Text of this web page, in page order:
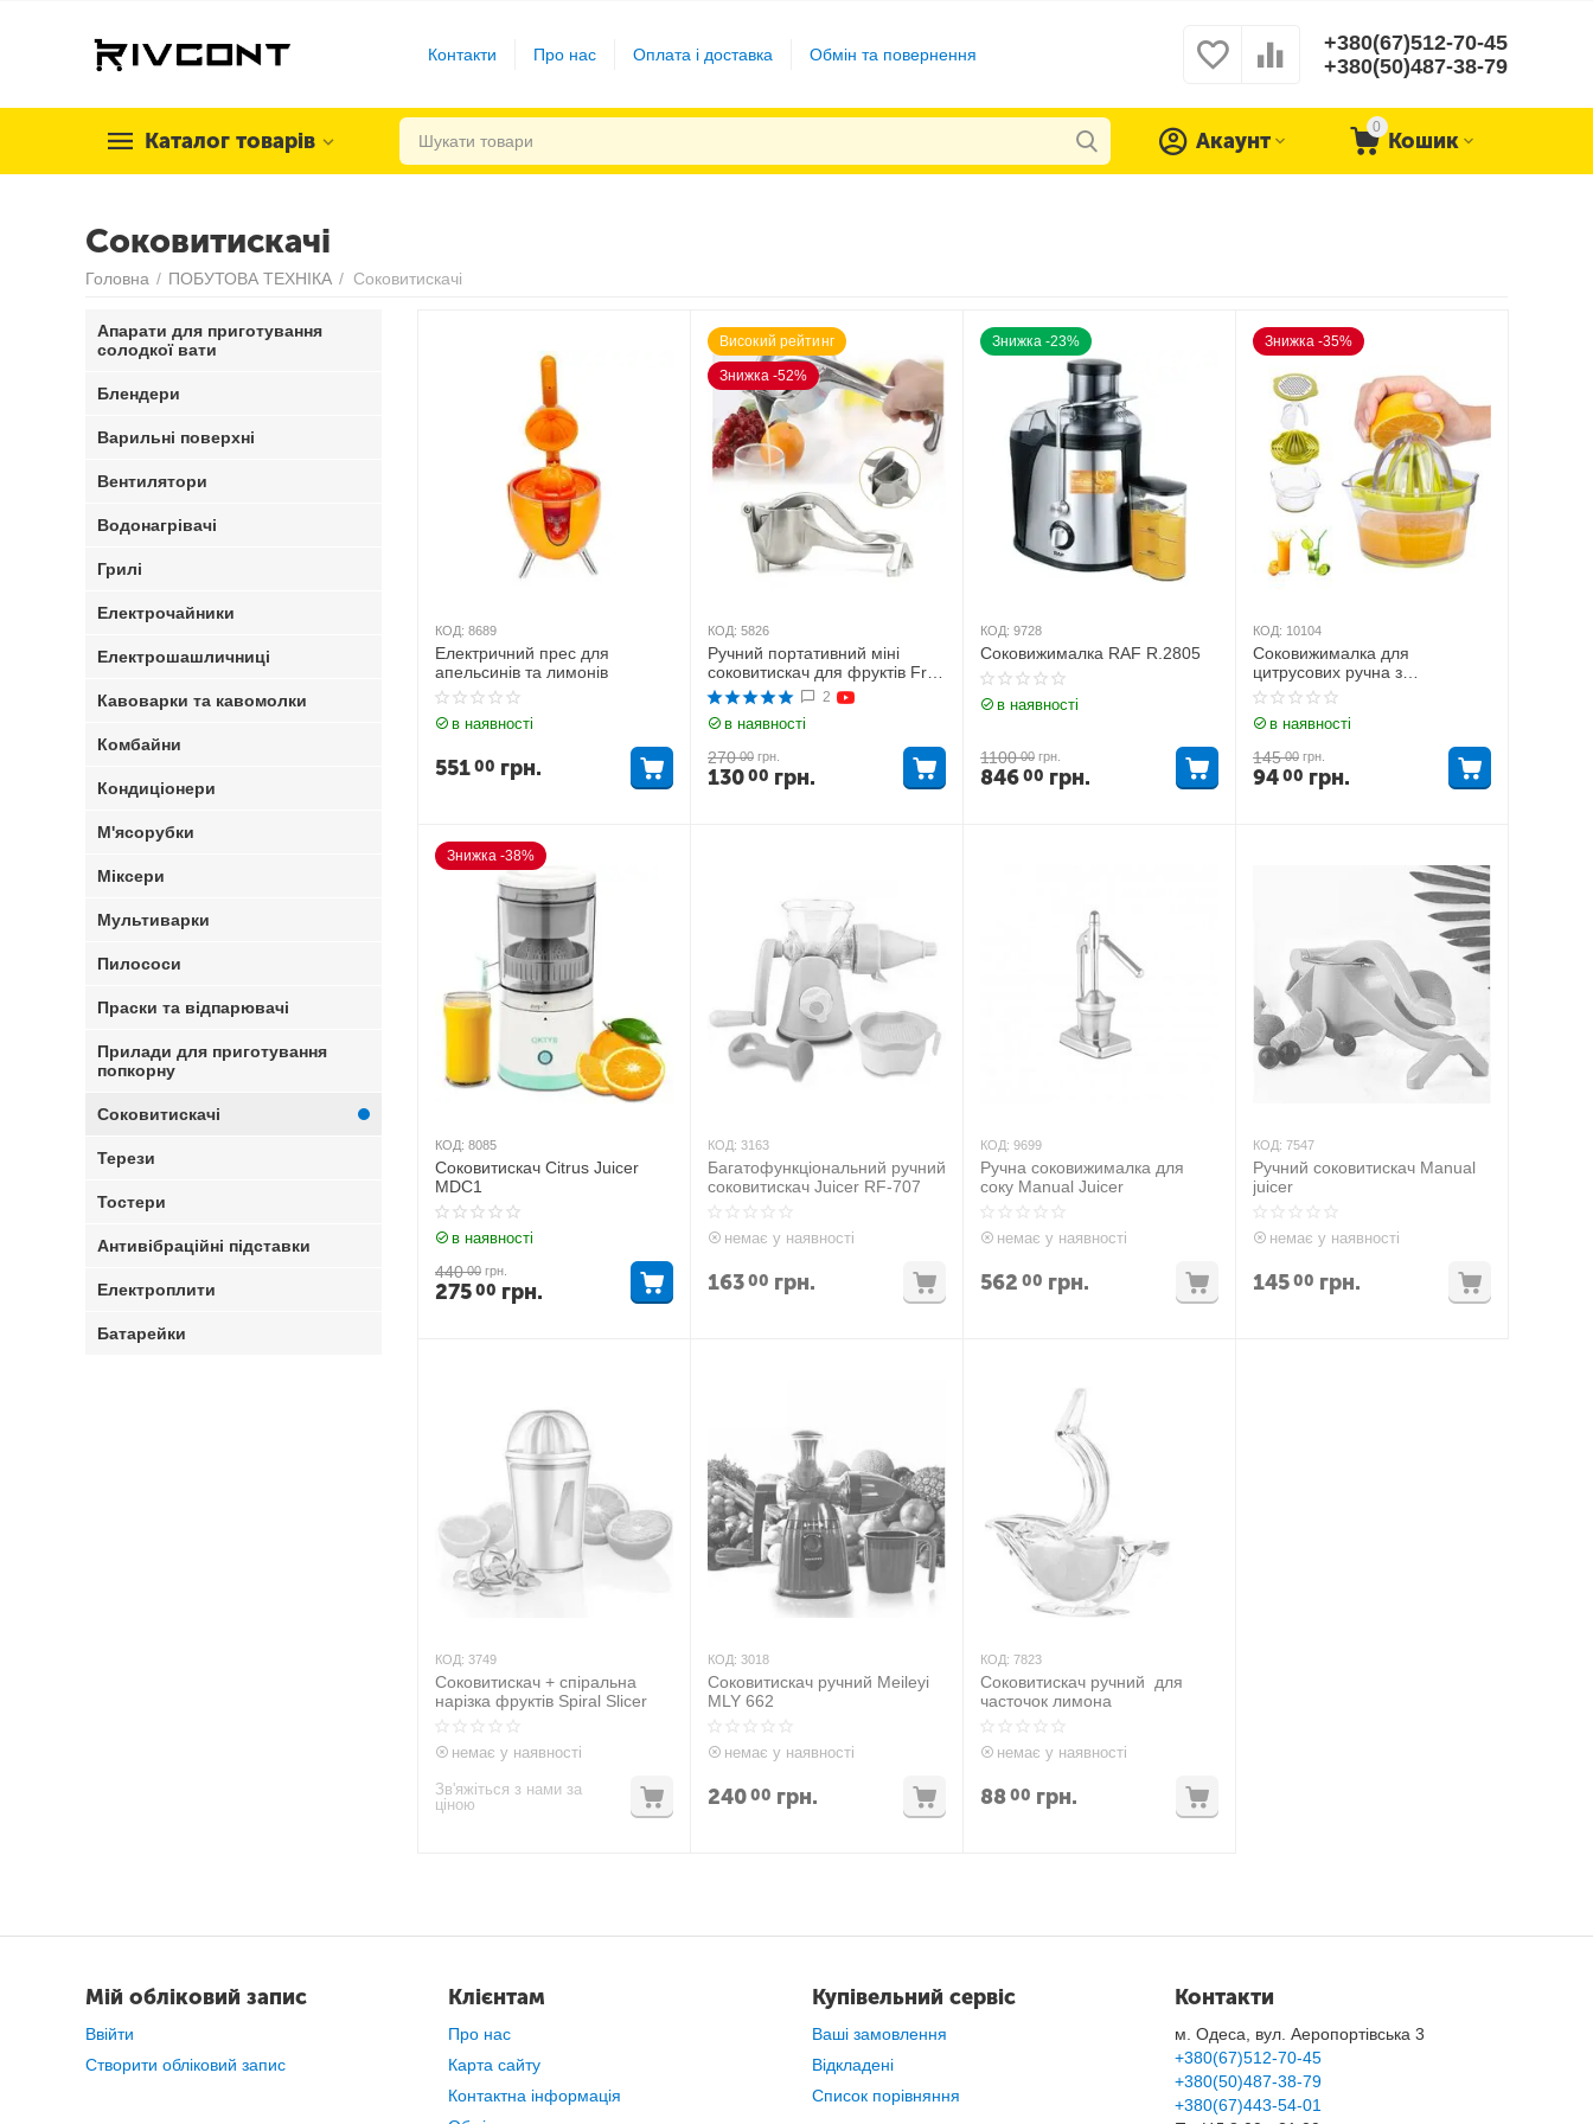
Контакти Про нас Оплата і доставка Обмін та повернення
+380(67)512-70-45
+380(50)487-38-79
Каталог товарів
0
Кошик
Акаунт
Соковитискачі
Головна / ПОБУТОВА ТЕХНІКА / Соковитискачі
КОД: 8689
Електричний прес для
апельсинів та лимонів
в наявності
55100 грн.
Високий рейтинг
Знижка -52%
КОД: 5826
Ручний портативний міні
соковитискач для фруктів Fruit
Press
2
в наявності
270 00 грн.
13000 грн.
Знижка -23%
КОД: 9728
Соковижималка RAF R.2805
в наявності
1100 00 грн.
84600 грн.
Знижка -35%
КОД: 10104
Соковижималка для
цитрусових ручна з
контейнером 4 in 1 Multi-
Function Manual Juicer
в наявності
145 00 грн.
9400 грн.
Знижка -38%
КОД: 8085
Соковитискач Citrus Juicer
MDC1
в наявності
440 00 грн.
27500 грн.
КОД: 3163
Багатофункціональний ручний
соковитискач Juicer RF-707
немає у наявності
16300 грн.
КОД: 9699
Ручна соковижималка для
соку Manual Juicer
немає у наявності
562 00 грн.
КОД: 7547
Ручний соковитискач Manual
juicer
немає у наявності
14500 грн.
КОД: 3749
Соковитискач + спіральна
нарізка фруктів Spiral Slicer
немає у наявності
Зв'яжіться з нами за
ціною
КОД: 3018
Соковитискач ручний Meileyi
MLY 662
немає у наявності
24000 грн.
КОД: 7823
Соковитискач ручний для
часточок лимона
немає у наявності
8800 грн.
Апарати для приготування
солодкої вати
Блендери
Варильні поверхні
Вентилятори
Водонагрівачі
Грилі
Електрочайники
Електрошашличниці
Кавоварки та кавомолки
Комбайни
Кондиціонери
М'ясорубки
Міксери
Мультиварки
Пилососи
Праски та відпарювачі
Прилади для приготування
попкорну
Соковитискачі
Терези
Тостери
Антивібраційні підставки
Електроплити
Батарейки
Мій обліковий запис
Ввійти
Створити обліковий запис
Клієнтам
Про нас
Карта сайту
Контактна інформація
Купівельний сервіс
Ваші замовлення
Відкладені
Список порівняння
Контакти
м. Одеса, вул. Аеропортівська 3
+380(67)512-70-45
+380(50)487-38-79
+380(67)443-54-01